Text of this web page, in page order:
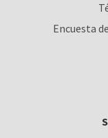
Encuesta